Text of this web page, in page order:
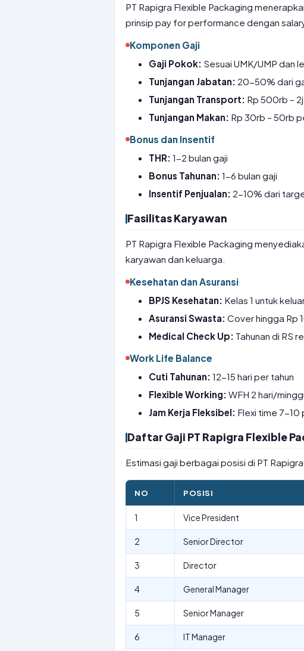
PT Rapigra Flexible Packaging
prinsip pay for performance dengan
Komponen Gaji
Gaji Pokok: Sesuai UMK/UMP dan
Tunjangan Jabatan: 20-50% dari
Tunjangan Transport: Rp 500rb –
Tunjangan Makan: Rp 30rb – 50rb
Bonus dan Insentif
THR: 1-2 bulan gaji
Bonus Tahunan: 1-6 bulan gaji
Insentif Penjualan: 2-10% dari
Fasilitas Karyawan
PT Rapigra Flexible Packaging
karyawan dan keluarga.
Kesehatan dan Asuransi
BPJS Kesehatan: Kelas 1 untuk
Asuransi Swasta: Cover hingga Rp
Medical Check Up: Tahunan di RS
Work Life Balance
Cuti Tahunan: 12-15 hari per tahun
Flexible Working: WFH 2 hari/
Jam Kerja Fleksibel: Flexi time 7-10
Daftar Gaji PT Rapigra Flexible
Estimasi gaji berbagai posisi di PT
NO POSISI
1 Vice President
2 Senior Director
3 Director
4 General Manager
5 Senior Manager
6 IT Manager